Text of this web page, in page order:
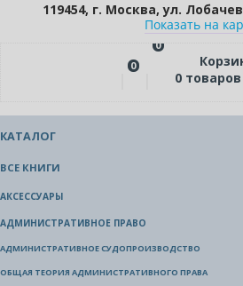
119454, г. Москва, ул.
Показать на
0
0
0
КАТАЛОГ
ВСЕ КНИГИ
АКСЕССУАРЫ
АДМИНИСТРАТИВНОЕ ПРАВО
АДМИНИСТРАТИВНОЕ СУДОПРОИЗВОДСТВО
ОБЩАЯ ТЕОРИЯ АДМИНИСТРАТИВНОГО ПРАВА